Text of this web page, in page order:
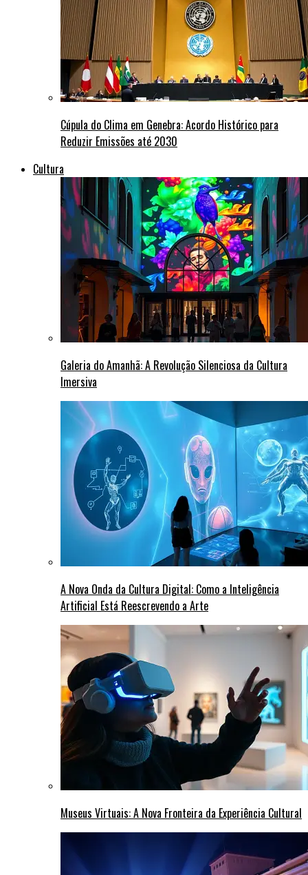
Cúpula do Clima em Genebra: Acordo Histórico para
Reduzir Emissões até 2030
Cultura
Galeria do Amanhã: A Revolução Silenciosa da Cultura
Imersiva
A Nova Onda da Cultura Digital: Como a Inteligência
Artificial Está Reescrevendo a Arte
Museus Virtuais: A Nova Fronteira da Experiência Cultural